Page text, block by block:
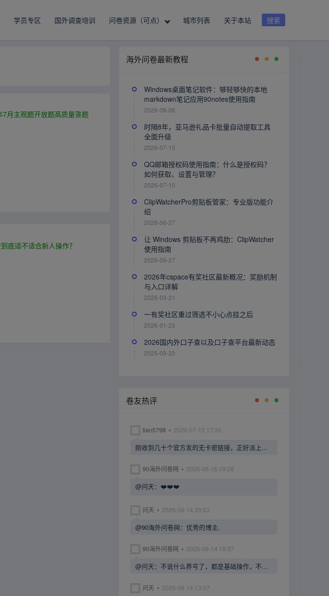
搜索
学员专区 国外调查培训 问卷资源（可点） 城市列表 关于本站
海外问卷最新教程
Windows桌面笔记软件：够轻够快的本地
markdown笔记应用90notes使用指南
2026-08-06
时隔8年，亚马逊礼品卡批量自动提取工具
全面升级
2026-07-10
QQ邮箱授权码使用指南：什么是授权码？
如何获取、设置与管理？
2026-07-10
ClipWatcherPro剪贴板管家：专业版功能介
绍
2026-06-27
让 Windows 剪贴板不再鸡肋：ClipWatcher
使用指南
2026-06-27
2026年cspace有奖社区最新概况：奖励机制
与入口详解
2026-03-21
一有奖社区重过筛选不小心点挂之后
2026-01-23
2026国内外口子查以及口子查平台最新动态
2025-09-20
卷友热评
tian5798 2026-07-12 17:35
刚收到几十个官方发的无卡密链接，正好派上...
90海外问卷网 2026-06-16 09:08
@问天：❤️❤️❤️
问天 2026-06-14 20:53
@90海外问卷网：优秀的博主.
90海外问卷网 2026-06-14 19:37
@问天：不说什么养号了，都是基础操作，不...
问天 2026-06-14 13:07